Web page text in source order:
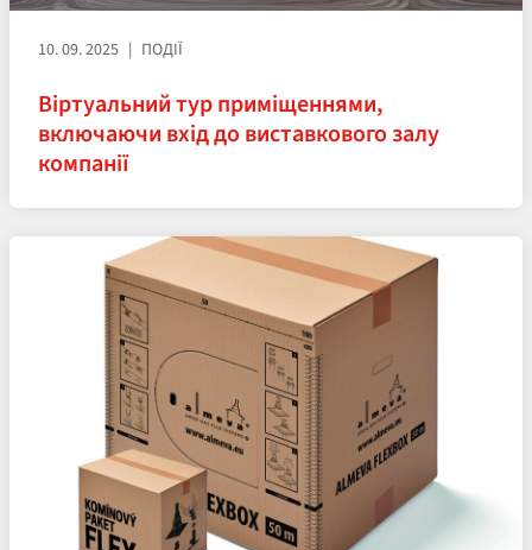
10. 09. 2025 ПОДІЇ
Віртуальний тур приміщеннями,
включаючи вхід до виставкового залу
компанії